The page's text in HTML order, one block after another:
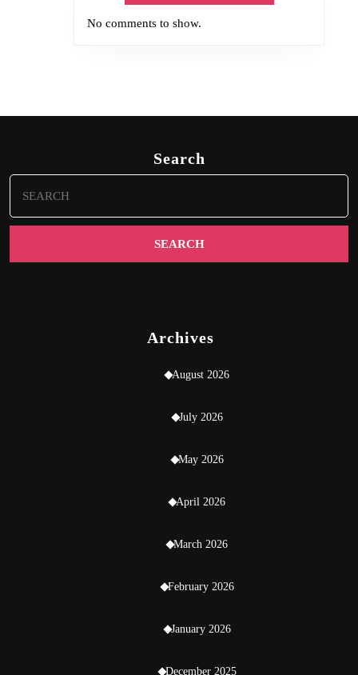
No comments to show.
Search
for:
Archives
August 2026
July 2026
May 2026
April 2026
March 2026
February 2026
January 2026
December 2025